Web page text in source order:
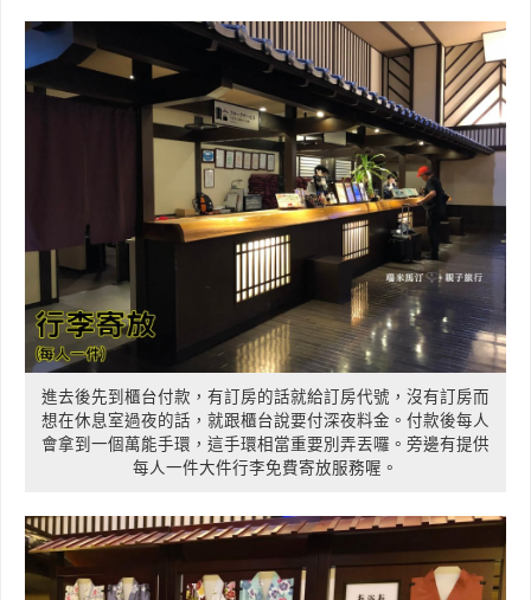
進去後先到櫃台付款，有訂房的話就給訂房代號，沒有訂房而
想在休息室過夜的話，就跟櫃台說要付深夜料金。付款後每人
會拿到一個萬能手環，這手環相當重要別弄丟囉。旁邊有提供
每人一件大件行李免費寄放服務喔。